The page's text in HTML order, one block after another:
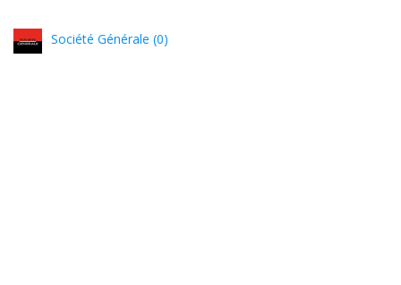
Société Générale (0)